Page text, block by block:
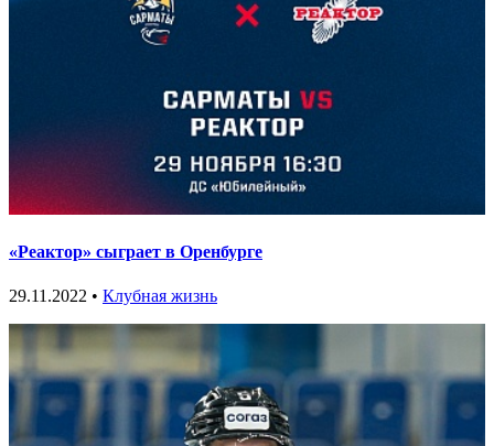
«Реактор» сыграет в Оренбурге
29.11.2022 • Клубная жизнь